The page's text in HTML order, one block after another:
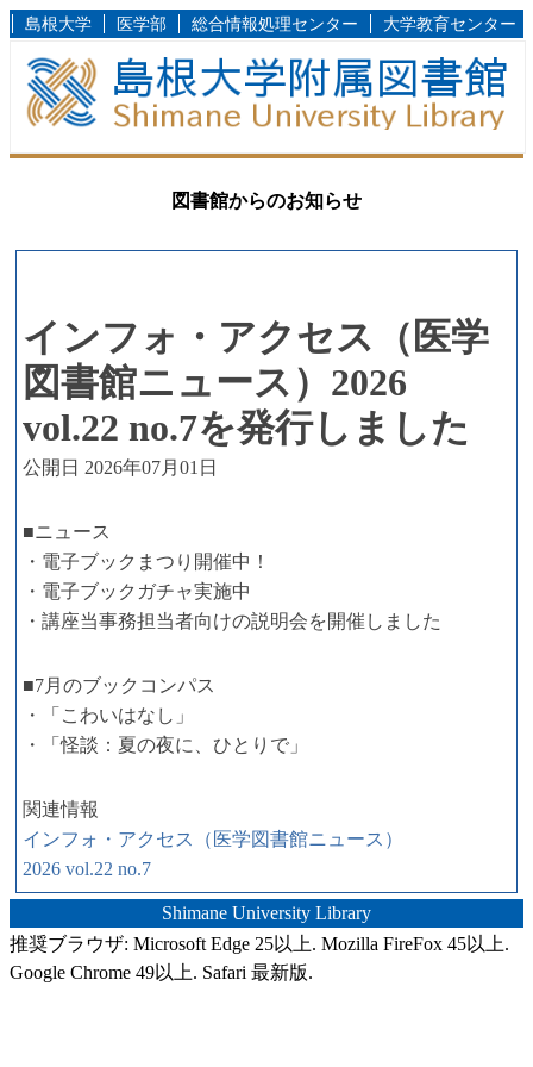
島根大学 医学部 総合情報処理センター 大学教育センター
図書館からのお知らせ
インフォ・アクセス（医学
図書館ニュース）2026
vol.22 no.7を発行しました
公開日 2026年07月01日
■ニュース
・電子ブックまつり開催中！
・電子ブックガチャ実施中
・講座当事務担当者向けの説明会を開催しました
■7月のブックコンパス
・「こわいはなし」
・「怪談：夏の夜に、ひとりで」
関連情報
インフォ・アクセス（医学図書館ニュース）
2026 vol.22 no.7
Shimane University Library
推奨ブラウザ: Microsoft Edge 25以上. Mozilla FireFox 45以上.
Google Chrome 49以上. Safari 最新版.